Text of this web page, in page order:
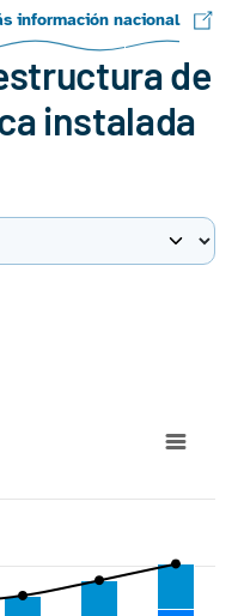
información nacional
de
instalada
MW. Range: 0 to 150000.